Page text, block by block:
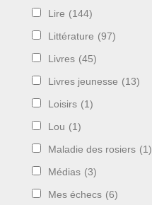
Lire (144)
Littérature (97)
Livres (45)
Livres jeunesse (13)
Loisirs (1)
Lou (1)
Maladie des rosiers (1)
Médias (3)
Mes échecs (6)